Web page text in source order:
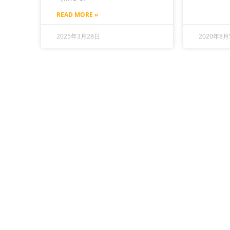
READ MORE »
2025年3月28日 2020年8